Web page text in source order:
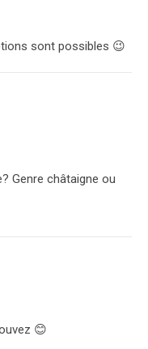
sont possibles 😉
Genre châtaigne ou
😊